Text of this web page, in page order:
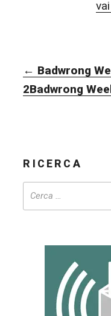
ARTICOLI
← Badwrong
2Badwrong
RICERCA